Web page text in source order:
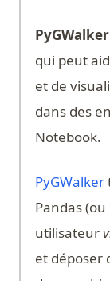
PyGWalker
qui peut
et de
dans des
Notebook.
PyGWalker
Pandas
utilisateur
et déposer